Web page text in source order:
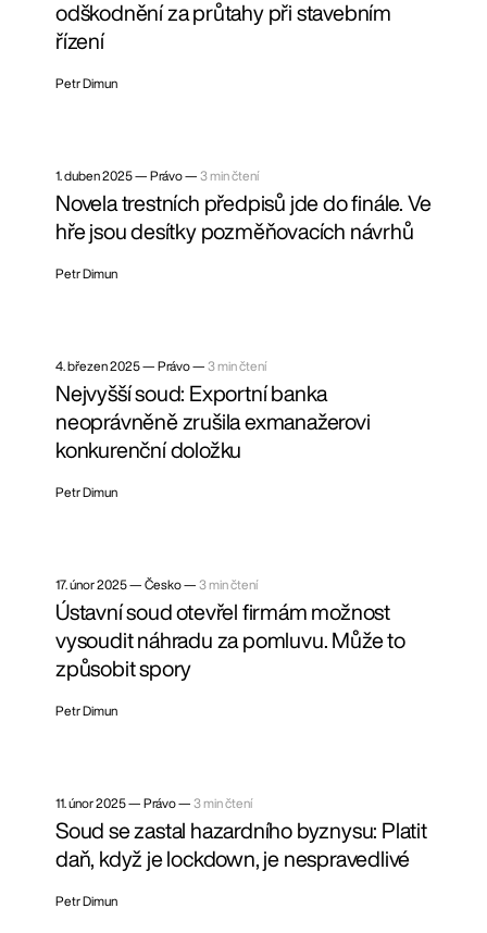
odškodnění za průtahy při stavebním
řízení
Petr Dimun
1. duben 2025— Právo — 3 min čtení
Novela trestních předpisů jde do finále. Ve
hře jsou desítky pozměňovacích návrhů
Petr Dimun
4. březen 2025— Právo — 3 min čtení
Nejvyšší soud: Exportní banka
neoprávněně zrušila exmanažerovi
konkurenční doložku
Petr Dimun
17. únor 2025— Česko — 3 min čtení
Ústavní soud otevřel firmám možnost
vysoudit náhradu za pomluvu. Může to
způsobit spory
Petr Dimun
11. únor 2025— Právo — 3 min čtení
Soud se zastal hazardního byznysu: Platit
daň, když je lockdown, je nespravedlivé
Petr Dimun